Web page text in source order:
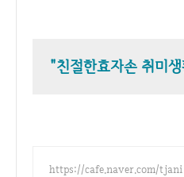
"친절한효자손 취미
https://cafe.naver.com/tjani